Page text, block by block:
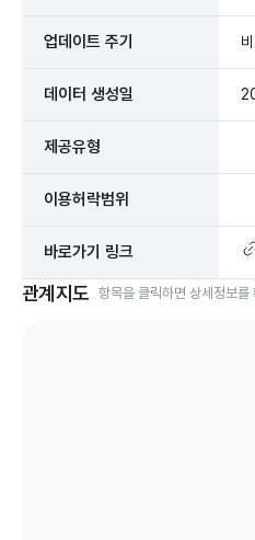
업데이트 주기
데이터 생성일
제공유형
이용허락범위
바로가기 링크
관계지도 항목을 클릭하면 상세정보